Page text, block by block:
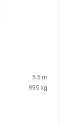
5.5 m
995 kg